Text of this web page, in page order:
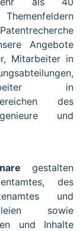
Angebote
Mitarbeiter in
in
des
und
gestalten
des
und
sowie
und Inhalte